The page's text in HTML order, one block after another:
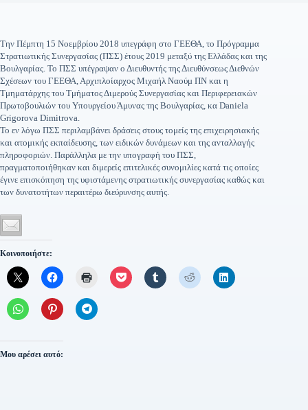
Την Πέμπτη 15 Νοεμβρίου 2018 υπεγράφη στο ΓΕΕΘΑ, το Πρόγραμμα
Στρατιωτικής Συνεργασίας (ΠΣΣ) έτους 2019 μεταξύ της Ελλάδας και της
Βουλγαρίας. Το ΠΣΣ υπέγραψαν ο Διευθυντής της Διευθύνσεως Διεθνών
Σχέσεων του ΓΕΕΘΑ, Αρχιπλοίαρχος Μιχαήλ Ναούμ ΠΝ και η
Τμηματάρχης του Τμήματος Διμερούς Συνεργασίας και Περιφερειακών
Πρωτοβουλιών του Υπουργείου Άμυνας της Βουλγαρίας, κα Daniela
Grigorova Dimitrova.
Το εν λόγω ΠΣΣ περιλαμβάνει δράσεις στους τομείς της επιχειρησιακής
και ατομικής εκπαίδευσης, των ειδικών δυνάμεων και της ανταλλαγής
πληροφοριών. Παράλληλα με την υπογραφή του ΠΣΣ,
πραγματοποιήθηκαν και διμερείς επιτελικές συνομιλίες κατά τις οποίες
έγινε επισκόπηση της υφιστάμενης στρατιωτικής συνεργασίας καθώς και
των δυνατοτήτων περαιτέρω διεύρυνσης αυτής.
Κοινοποιήστε:
Μου αρέσει αυτό: